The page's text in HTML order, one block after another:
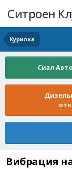
Ситроен
Курилка
Сиал
Вибрация